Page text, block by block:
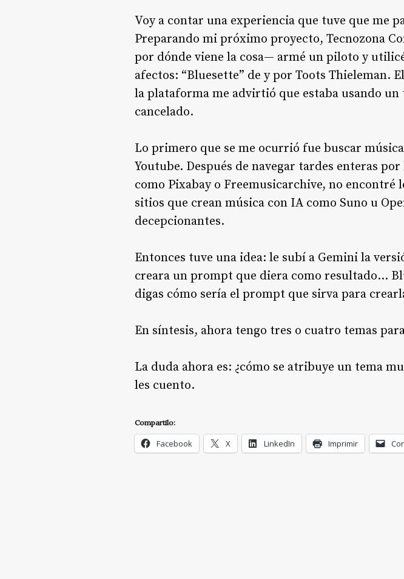
Voy a contar una experiencia que tuve que me
Preparando mi próximo proyecto, Tecnozona
por dónde viene la cosa— armé un piloto y
afectos: “Bluesette” de y por Toots Thieleman.
la plataforma me advirtió que estaba usando
cancelado.
Lo primero que se me ocurrió fue buscar
Youtube. Después de navegar tardes enteras
como Pixabay o Freemusicarchive, no
sitios que crean música con IA como Suno u
decepcionantes.
Entonces tuve una idea: le subí a Gemini la
creara un prompt que diera como resultado…
digas cómo sería el prompt que sirva para
En síntesis, ahora tengo tres o cuatro temas
La duda ahora es: ¿cómo se atribuye un tema
les cuento.
Compartilo:
Facebook X LinkedIn Imprimir